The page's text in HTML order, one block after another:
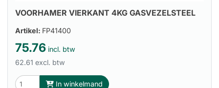
VOORHAMER VIERKANT 4KG GASVEZELSTEEL
Artikel: FP41400
75.76 incl. btw
62.61 excl. btw
In winkelmand